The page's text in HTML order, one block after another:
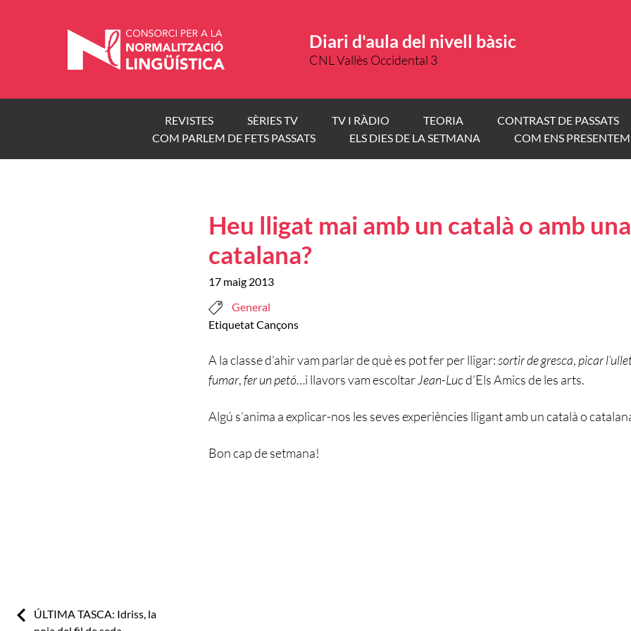
Diari d'aula del nivell bàsic
CNL Vallès Occidental 3
REVISTES SÈRIES TV TV I RÀDIO TEORIA CONTRAST DE PASSATS
COM PARLEM DE FETS PASSATS
ELS DIES DE LA SETMANA COM ENS PRESENTEM
Heu lligat mai amb un català o amb una
catalana?
17 maig 2013
General
EtiquetatCançons
A la classe d’ahir vam parlar de què es pot fer per lligar:sortir de gresca, picar
fumar,fer un petó…i llavors vam escoltarJean-Lucd’Els Amics de les arts.
Algú s’anima a explicar-nos les seves experiències lligant amb un català o
Bon cap de setmana!
Previous:
ÚLTIMA TASCA: Idriss, la